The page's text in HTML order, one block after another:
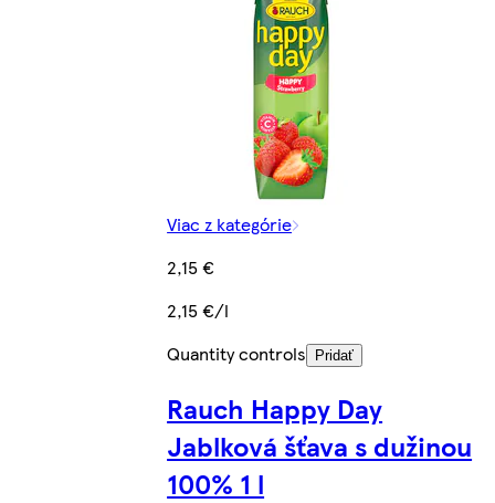
Viac z kategórie
2,15 €
2,15 €/l
Quantity controls
Pridať
Rauch Happy Day
Jablková šťava s dužinou
100% 1 l